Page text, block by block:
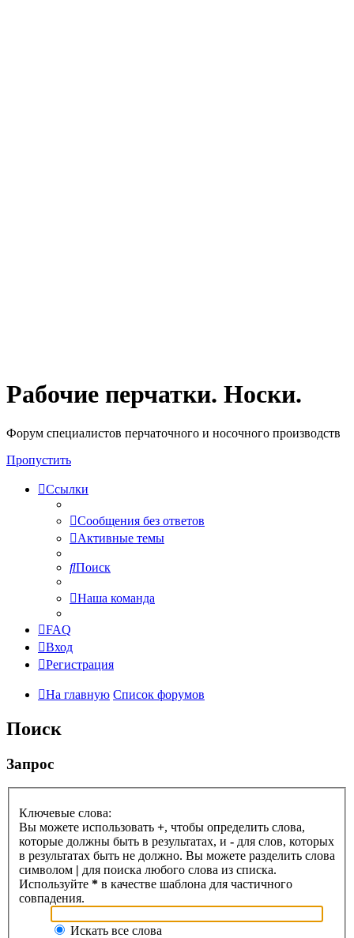
Рабочие перчатки. Носки.
Форум специалистов перчаточного и носочного производств
Пропустить
Ссылки
Сообщения без ответов
Активные темы
Поиск
Наша команда
FAQ
Вход
Регистрация
На главную Список форумов
Поиск
Запрос
Ключевые слова:
Вы можете использовать +, чтобы определить слова,
которые должны быть в результатах, и - для слов, которых
в результатах быть не должно. Вы можете разделить слова
символом | для поиска любого слова из списка.
Используйте * в качестве шаблона для частичного
совпадения.
Искать все слова